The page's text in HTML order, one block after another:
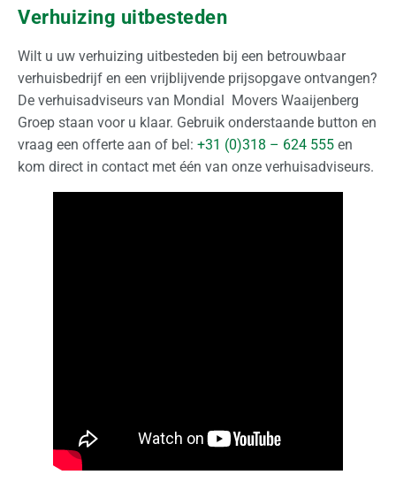
Verhuizing uitbesteden
Wilt u uw verhuizing uitbesteden bij een betrouwbaar
verhuisbedrijf en een vrijblijvende prijsopgave ontvangen?
De verhuisadviseurs van Mondial Movers Waaijenberg
Groep staan voor u klaar. Gebruik onderstaande button en
vraag een offerte aan of bel: +31 (0)318 – 624 555 en
kom direct in contact met één van onze verhuisadviseurs.